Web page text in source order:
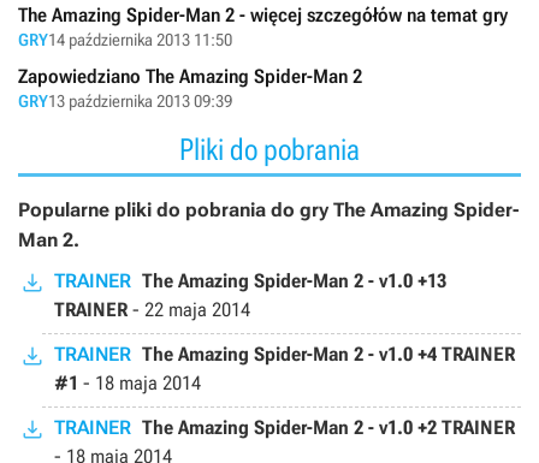
The Amazing Spider-Man 2 - więcej szczegółów na temat gry
GRY14 października 2013 11:50
Zapowiedziano The Amazing Spider-Man 2
GRY13 października 2013 09:39
Pliki do pobrania
Popularne pliki do pobrania do gry The Amazing Spider-
Man 2.
TRAINER The Amazing Spider-Man 2 - v1.0 +13
TRAINER - 22 maja 2014
TRAINER The Amazing Spider-Man 2 - v1.0 +4 TRAINER
#1 - 18 maja 2014
TRAINER The Amazing Spider-Man 2 - v1.0 +2 TRAINER
- 18 maja 2014